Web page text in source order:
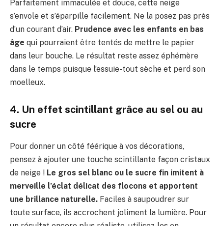
Parfaitement immaculée et douce, cette neige
s’envole et s’éparpille facilement. Ne la posez pas près
d’un courant d’air. Prudence avec les enfants en bas
âge qui pourraient être tentés de mettre le papier
dans leur bouche. Le résultat reste assez éphémère
dans le temps puisque l’essuie-tout sèche et perd son
moelleux.
4. Un effet scintillant grâce au sel ou au
sucre
Pour donner un côté féérique à vos décorations,
pensez à ajouter une touche scintillante façon cristaux
de neige ! Le gros sel blanc ou le sucre fin imitent à
merveille l’éclat délicat des flocons et apportent
une brillance naturelle. Faciles à saupoudrer sur
toute surface, ils accrochent joliment la lumière. Pour